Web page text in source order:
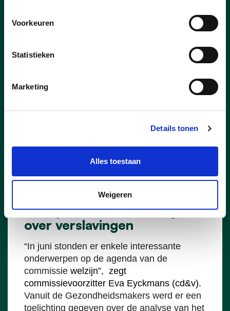
Voorkeuren
Statistieken
Marketing
Details tonen
Alles toestaan
Weigeren
Welzijnscommissie boog zich
over verslavingen
“In juni stonden er enkele interessante
onderwerpen op de agenda van de
commissie welzijn”, zegt
commissievoorzitter Eva Eyckmans (cd&v).
Vanuit de Gezondheidsmakers werd er een
toelichting gegeven over de analyse van het